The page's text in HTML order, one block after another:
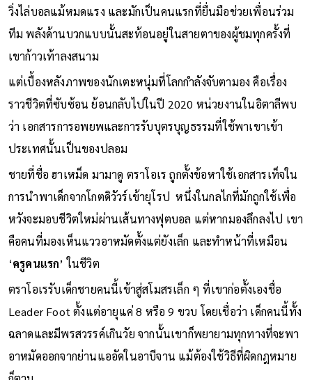
วิ่งไล่บอลแม้หมดแรง และมักเป็นคนแรกที่ยื่นมือช่วยเพื่อนร่วม
ทีม พลังด้านบวกแบบนั้นสะท้อนอยู่ในสายตาของผู้ชมทุกครั้งที่
เขาก้าวเท้าลงสนาม
แต่เบื้องหลังภาพของนักเตะหนุ่มที่โลกกำลังจับตามอง คือเรื่อง
ราวชีวิตที่ซับซ้อน ย้อนกลับไปในปี 2020 หน่วยงานในอิตาลีพบ
ว่า เอกสารการอพยพและการรับบุตรบุญธรรมที่ใช้พาเขาเข้า
ประเทศนั้นเป็นของปลอม
ชายที่ชื่อ ฮาเหม็ด มามาดู ตราโอเร ถูกตั้งข้อหาใช้เอกสารเท็จใน
การนำพาเด็กจากโกตดิวัวร์เข้ายุโรป หนึ่งในกลไกที่มักถูกใช้เพื่อ
หวังจะมอบชีวิตใหม่ผ่านเส้นทางฟุตบอล แต่หากมองลึกลงไป เขา
คือคนที่มองเห็นแววอาหมัดตั้งแต่ยังเล็ก และทำหน้าที่เหมือน
‘ครูคนแรก’ ในชีวิต
ตราโอเรรับเด็กชายคนนี้เข้าสู่สโมสรเล็ก ๆ ที่เขาก่อตั้งเองชื่อ
Leader Foot ตั้งแต่อายุแค่ 8 หรือ 9 ขวบ โดยเชื่อว่า เด็กคนนี้ทั้ง
ฉลาดและมีพรสวรรค์เกินวัย จากนั้นเขาก็พยายามทุกทางที่จะพา
อาหมัดออกจากย่านแออัดในอาบีจาน แม้ต้องใช้วิธีที่ผิดกฎหมาย